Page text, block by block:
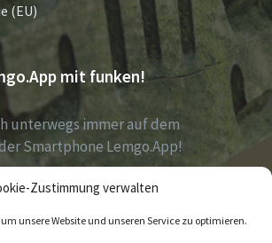
Zustimmung verwalten
unsere Website und unseren Service zu optimieren.
(EU)
mit funken!
unterwegs immer auf dem
Smartphone Lemgo.App!
& Android